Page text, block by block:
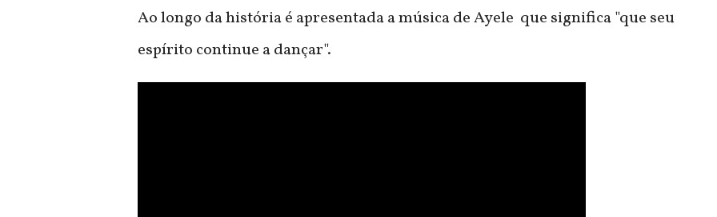
Ao longo da história é apresentada a música de Ayele que significa "que seu
espírito continue a dançar".